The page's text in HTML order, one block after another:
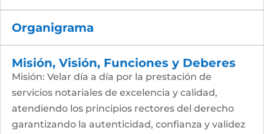
Organigrama
Misión, Visión, Funciones y Deberes
Misión: Velar día a día por la prestación de
servicios notariales de excelencia y calidad,
atendiendo los principios rectores del derecho
garantizando la autenticidad, confianza y validez